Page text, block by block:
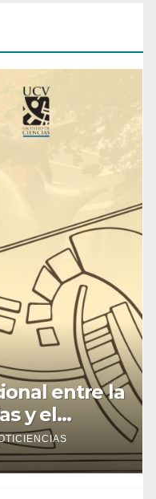
entre la
y el
y